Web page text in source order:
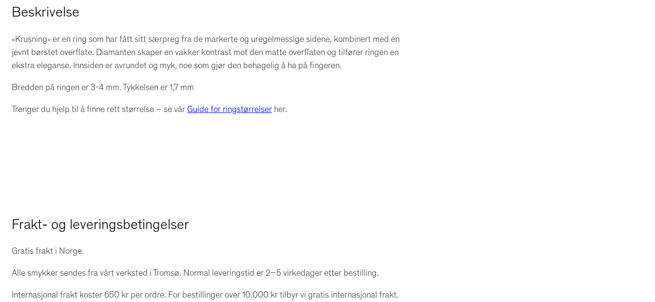
a
m
a
Beskrivelse
«Krusning» er en ring som har fått sitt særpreg fra de markerte og uregelmessige sidene, kombinert med en
jevnt børstet overflate. Diamanten skaper en vakker kontrast mot den matte overflaten og tilfører ringen en
ekstra eleganse. Innsiden er avrundet og myk, noe som gjør den behagelig å ha på fingeren.
Bredden på ringen er 3-4 mm. Tykkelsen er 1,7 mm
Trenger du hjelp til å finne rett størrelse – se vår Guide for ringstørrelser her.
Frakt- og leveringsbetingelser
Gratis frakt i Norge.
Alle smykker sendes fra vårt verksted i Tromsø. Normal leveringstid er 2–5 virkedager etter bestilling.
Internasjonal frakt koster 650 kr per ordre. For bestillinger over 10.000 kr tilbyr vi gratis internasjonal frakt.